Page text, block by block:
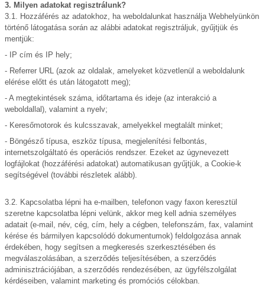
3. Milyen adatokat regisztrálunk?
3.1. Hozzáférés az adatokhoz, ha weboldalunkat használja Webhelyünkön
történő látogatása során az alábbi adatokat regisztráljuk, gyűjtjük és
mentjük:
- IP cím és IP hely;
- Referrer URL (azok az oldalak, amelyeket közvetlenül a weboldalunk
elérése előtt és után látogatott meg);
- A megtekintések száma, időtartama és ideje (az interakció a
weboldallal), valamint a nyelv;
- Keresőmotorok és kulcsszavak, amelyekkel megtalált minket;
- Böngésző típusa, eszköz típusa, megjelenítési felbontás,
internetszolgáltató és operációs rendszer. Ezeket az úgynevezett
logfájlokat (hozzáférési adatokat) automatikusan gyűjtjük, a Cookie-k
segítségével (további részletek alább).
3.2. Kapcsolatba lépni ha e-mailben, telefonon vagy faxon keresztül
szeretne kapcsolatba lépni velünk, akkor meg kell adnia személyes
adatait (e-mail, név, cég, cím, hely a cégben, telefonszám, fax, valamint
kérése és bármilyen kapcsolódó dokumentumok) feldolgozása annak
érdekében, hogy segítsen a megkeresés szerkesztésében és
megválaszolásában, a szerződés teljesítésében, a szerződés
adminisztrációjában, a szerződés rendezésében, az ügyfélszolgálat
kérdéseiben, valamint marketing és promóciós célokban.